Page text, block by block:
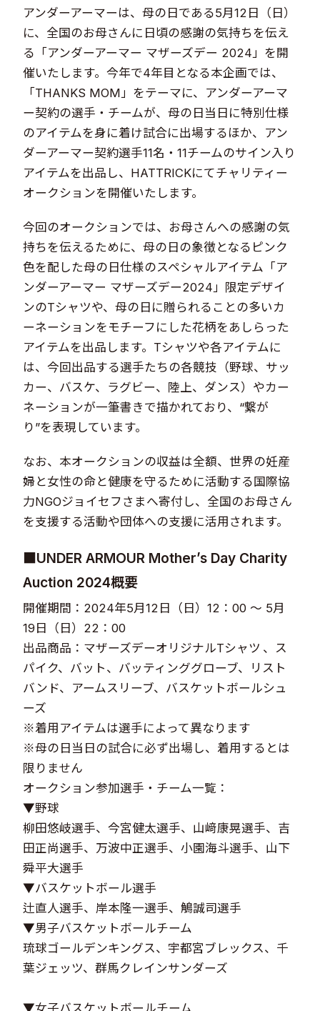
アンダーアーマーは、母の日である5月12日（日）
に、全国のお母さんに日頃の感謝の気持ちを伝え
る「アンダーアーマー マザーズデー 2024」を開
催いたします。今年で4年目となる本企画では、
「THANKS MOM」をテーマに、アンダーアーマ
ー契約の選手・チームが、母の日当日に特別仕様
のアイテムを身に着け試合に出場するほか、アン
ダーアーマー契約選手11名・11チームのサイン入り
アイテムを出品し、HATTRICKにてチャリティー
オークションを開催いたします。
今回のオークションでは、お母さんへの感謝の気
持ちを伝えるために、母の日の象徴となるピンク
色を配した母の日仕様のスペシャルアイテム「ア
ンダーアーマー マザーズデー2024」限定デザイ
ンのTシャツや、母の日に贈られることの多いカ
ーネーションをモチーフにした花柄をあしらった
アイテムを出品します。Tシャツや各アイテムに
は、今回出品する選手たちの各競技（野球、サッ
カー、バスケ、ラグビー、陸上、ダンス）やカー
ネーションが一筆書きで描かれており、“繋が
り”を表現しています。
なお、本オークションの収益は全額、世界の妊産
婦と女性の命と健康を守るために活動する国際協
力NGOジョイセフさまへ寄付し、全国のお母さん
を支援する活動や団体への支援に活用されます。
■UNDER ARMOUR Mother’s Day Charity
Auction 2024概要
開催期間：2024年5月12日（日）12：00 ～ 5月
19日（日）22：00
出品商品：マザーズデーオリジナルTシャツ 、ス
パイク、バット、バッティンググローブ、リスト
バンド、アームスリーブ、バスケットボールシュ
ーズ
※着用アイテムは選手によって異なります
※母の日当日の試合に必ず出場し、着用するとは
限りません
オークション参加選手・チーム一覧：
▼野球
柳田悠岐選手、今宮健太選手、山﨑康晃選手、吉
田正尚選手、万波中正選手、小園海斗選手、山下
舜平大選手
▼バスケットボール選手
辻直人選手、岸本隆一選手、鵤誠司選手
▼男子バスケットボールチーム
琉球ゴールデンキングス、宇都宮ブレックス、千
葉ジェッツ、群馬クレインサンダーズ
▼女子バスケットボールチーム